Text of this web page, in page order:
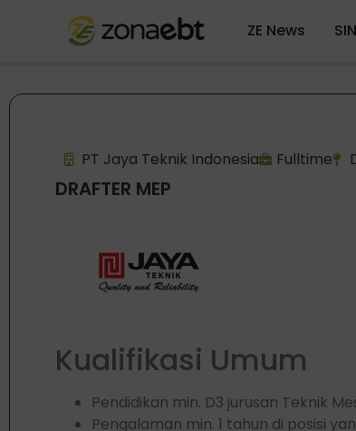
ZE News
PT Jaya Teknik Indonesia Fulltime
DRAFTER MEP
Kualifikasi Umum
Pendidikan min. D3 jurusan Teknik
Pengalaman min. 1 tahun di posisi